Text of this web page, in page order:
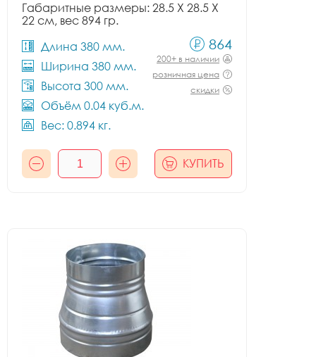
Габаритные размеры: 28.5 X 28.5 X
22 см, вес 894 гр.
Длина 380 мм.
Ширина 380 мм.
Высота 300 мм.
Объём 0.04 куб.м.
Вес: 0.894 кг.
864
200+ в наличии
розничная цена
скидки
КУПИТЬ